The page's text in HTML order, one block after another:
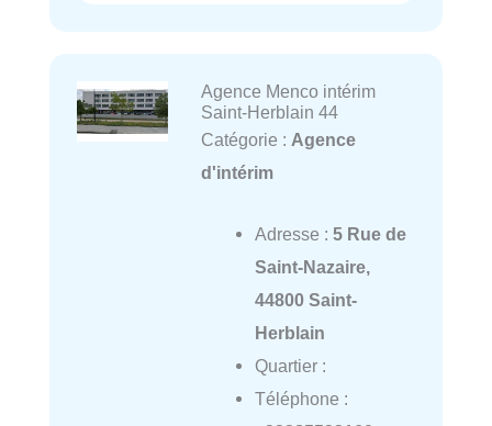
Agence Menco intérim
Saint-Herblain 44
Catégorie : Agence
d'intérim
Adresse : 5 Rue de
Saint-Nazaire,
44800 Saint-
Herblain
Quartier :
Téléphone :